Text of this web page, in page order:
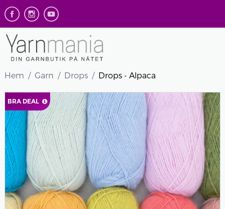
Hem Garn Drops Drops - Alpaca
BRA DEAL